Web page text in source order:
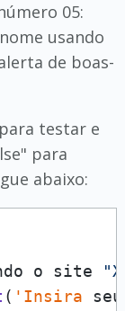
05:
usando
de boas-
testar e
para
abaixo:
o site
( 'Insira